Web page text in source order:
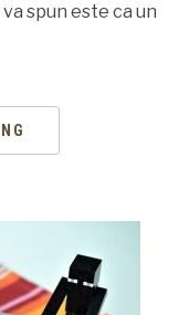
spun este ca un